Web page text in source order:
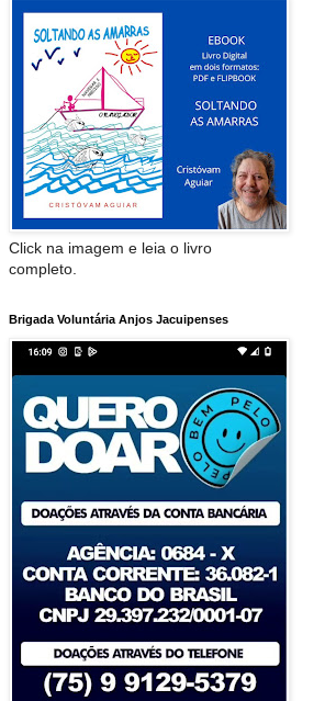
Click na imagem e leia o livro
completo.
Brigada Voluntária Anjos Jacuipenses